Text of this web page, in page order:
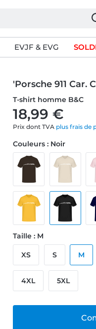
EVJF & EVG
'Porsche 911 Car.
T-shirt homme B&C
18,99 €
Prix dont TVA plus frais de
Couleurs : Noir
Taille : M
XS S M
4XL 5XL